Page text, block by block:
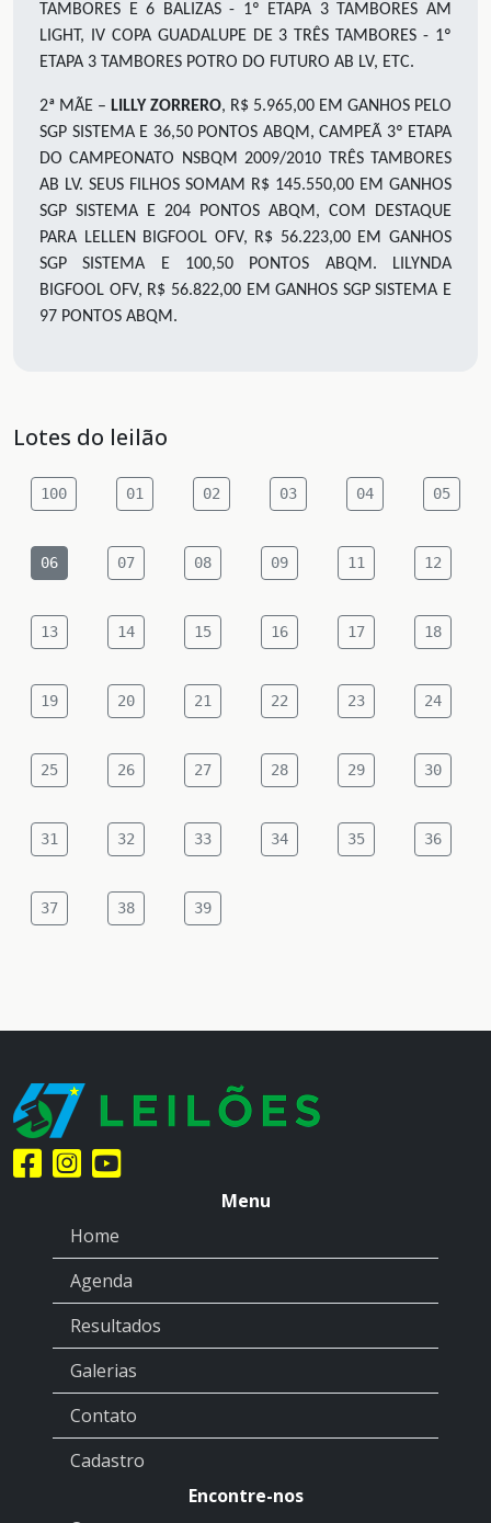
TAMBORES E 6 BALIZAS - 1º ETAPA 3 TAMBORES AM
LIGHT, IV COPA GUADALUPE DE 3 TRÊS TAMBORES - 1º
ETAPA 3 TAMBORES POTRO DO FUTURO AB LV, ETC.
2ª MÃE – LILLY ZORRERO, R$ 5.965,00 EM GANHOS PELO
SGP SISTEMA E 36,50 PONTOS ABQM, CAMPEÃ 3º ETAPA
DO CAMPEONATO NSBQM 2009/2010 TRÊS TAMBORES
AB LV. SEUS FILHOS SOMAM R$ 145.550,00 EM GANHOS
SGP SISTEMA E 204 PONTOS ABQM, COM DESTAQUE
PARA LELLEN BIGFOOL OFV, R$ 56.223,00 EM GANHOS
SGP SISTEMA E 100,50 PONTOS ABQM. LILYNDA
BIGFOOL OFV, R$ 56.822,00 EM GANHOS SGP SISTEMA E
97 PONTOS ABQM.
Lotes do leilão
100 01 02 03 04 05
06 07 08 09 11 12
13 14 15 16 17 18
19 20 21 22 23 24
25 26 27 28 29 30
31 32 33 34 35 36
37 38 39
Menu
Home
Agenda
Resultados
Galerias
Contato
Cadastro
Encontre-nos